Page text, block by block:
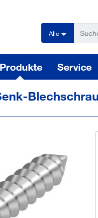
Alle
Produkte Service